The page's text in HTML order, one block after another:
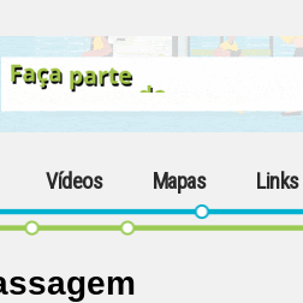
Vídeos Mapas Links